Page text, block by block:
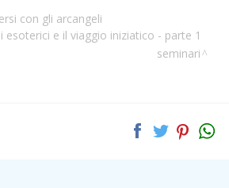
con gli arcangeli
esoterici e il viaggio iniziatico - parte 1
seminari